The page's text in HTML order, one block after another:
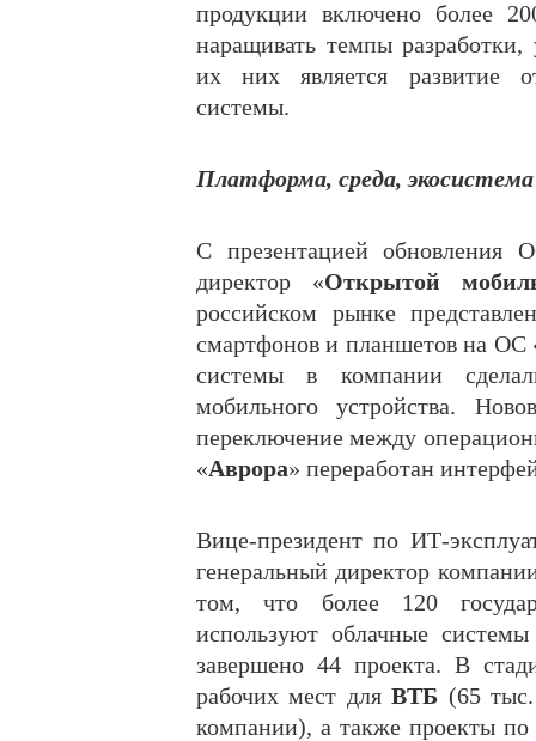
продукции включено более
наращивать темпы разработки,
их них является развитие
системы.
Платформа, среда, экосистема
С презентацией обновления
директор «Открытой
российском рынке
смартфонов и планшетов на ОС
системы в компании
мобильного устройства.
переключение между
«Аврора» переработан
Вице-президент по ИТ-
генеральный директор
том, что более 120
используют облачные
завершено 44 проекта. В
рабочих мест дляВТБ (65
компании), а также проекты по